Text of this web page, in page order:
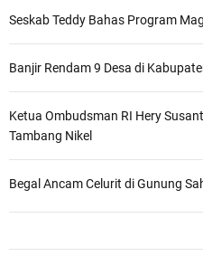
Seskab Teddy Bahas Program
Banjir Rendam 9 Desa di
Ketua Ombudsman RI Hery
Tambang Nikel
Begal Ancam Celurit di Gunung